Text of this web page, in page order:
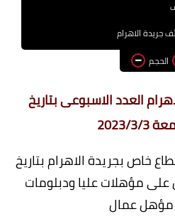
بالجامعات والمعاهد
اخبار
جريدة الاهرام
الحجم
العدد الاسبوعى بتاريخ
3/3
خاص بجريدة الاهرام بتاريخ
على مؤهلات عليا ودبلومات
مؤهل عمال